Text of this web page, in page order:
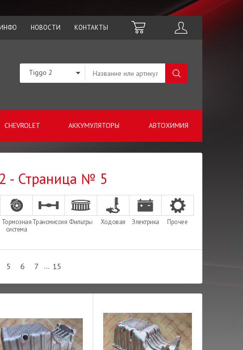
НОВОСТИ КОНТАКТЫ
CHEVROLET АККУМУЛЯТОРЫ АВТОХИМИЯ
Tiggo 2
- Страница № 5
Тормозная
система
Трансмиссия Фильтры Ходовая Электрика Прочее
5 6 7 ... 15